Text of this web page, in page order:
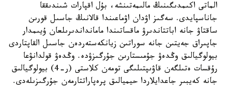
الماتى اكىمدىگىنىڭ مالىمەتىنشە، بۇل اقپارات شىندىققا
جاناسپايدى. سەگىز اۋدان اۋماعىندا قالانىڭ جاسىل قورىن
ساقتاۋ جانە اباتتاندىرۋ ماقساتىندا مامانداندىرىلعان ۇيىمدار
جاپىراق جەيتىن جانە سوراتىن زيانكەستەردەن جاسىل القاپتاردى
بيولوگيالىق وڭدەۋ جۇمىستارىن جۇرگىزۋدە. وڭدەۋ قولدانۋعا
رۇقسات ەتىلگەن قاۋىپتىلىگى تومەن كلاستى (ر-4) بيولوگيالىق
جانە كەيبىر جاعدايلاردا حيميالىق پرەپاراتتارمەن جۇرگىزىلەدى.